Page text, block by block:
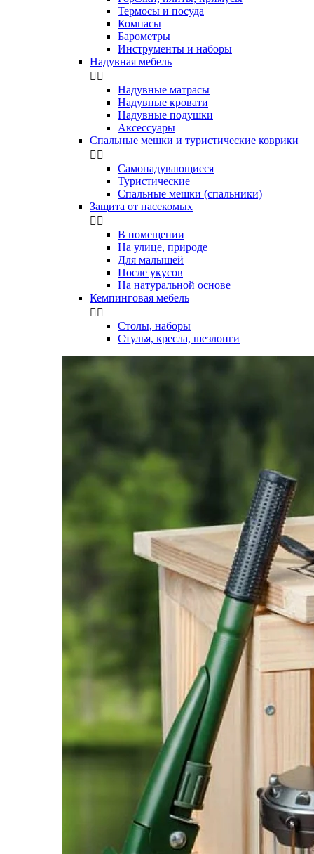
Термосы и посуда
Компасы
Бapoмeтpы
Инструменты и наборы
Надувная мебель
 
Надувные матрасы
Надувные кровати
Надувные подушки
Аксессуары
Спальные мешки и туристические коврики
 
Самонадувающиеся
Туристические
Спальные мешки (спальники)
Защита от насекомых
 
В помещении
На улице, природе
Для малышей
После укусов
На натуральной основе
Кемпинговая мебель
 
Столы, наборы
Стулья, кресла, шезлонги